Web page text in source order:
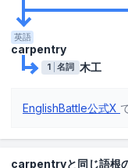
英語
carpentry
1 名詞 木工
EnglishBattle公式X
carpentryと同じ語根